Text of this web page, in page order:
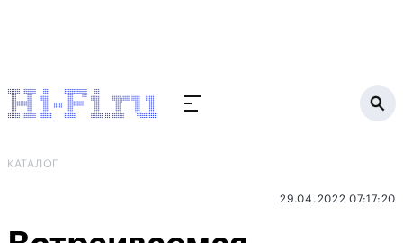
КАТАЛОГ
29.04.2022 07:17:20